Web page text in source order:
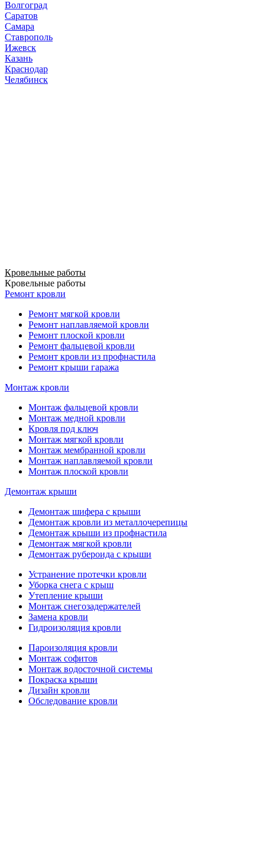
Волгоград
Саратов
Самара
Ставрополь
Ижевск
Казань
Краснодар
Челябинск
Кровельные работы
Кровельные работы
Ремонт кровли
Ремонт мягкой кровли
Ремонт наплавляемой кровли
Ремонт плоской кровли
Ремонт фальцевой кровли
Ремонт кровли из профнастила
Ремонт крыши гаража
Монтаж кровли
Монтаж фальцевой кровли
Монтаж медной кровли
Кровля под ключ
Монтаж мягкой кровли
Монтаж мембранной кровли
Монтаж наплавляемой кровли
Монтаж плоской кровли
Демонтаж крыши
Демонтаж шифера с крыши
Демонтаж кровли из металлочерепицы
Демонтаж крыши из профнастила
Демонтаж мягкой кровли
Демонтаж рубероида с крыши
Устранение протечки кровли
Уборка снега с крыш
Утепление крыши
Монтаж снегозадержателей
Замена кровли
Гидроизоляция кровли
Пароизоляция кровли
Монтаж софитов
Монтаж водосточной системы
Покраска крыши
Дизайн кровли
Обследование кровли